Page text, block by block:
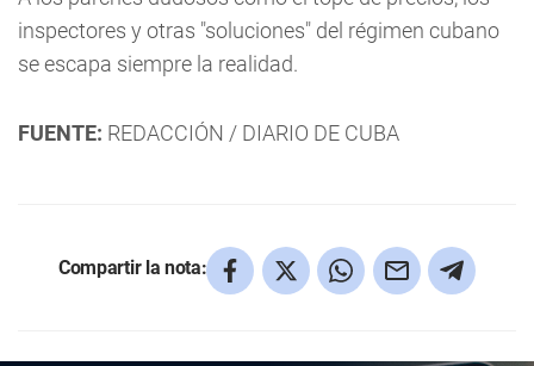
inspectores y otras "soluciones" del régimen cubano
se escapa siempre la realidad.
FUENTE: REDACCIÓN / DIARIO DE CUBA
Compartir la nota: